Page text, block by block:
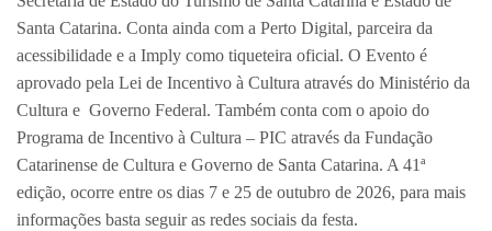
Santa Catarina. Conta ainda com a Perto Digital, parceira da
acessibilidade e a Imply como tiqueteira oficial. O Evento é
aprovado pela Lei de Incentivo à Cultura através do Ministério da
Cultura e Governo Federal. Também conta com o apoio do
Programa de Incentivo à Cultura – PIC através da Fundação
Catarinense de Cultura e Governo de Santa Catarina. A 41ª
edição, ocorre entre os dias 7 e 25 de outubro de 2026, para mais
informações basta seguir as redes sociais da festa.